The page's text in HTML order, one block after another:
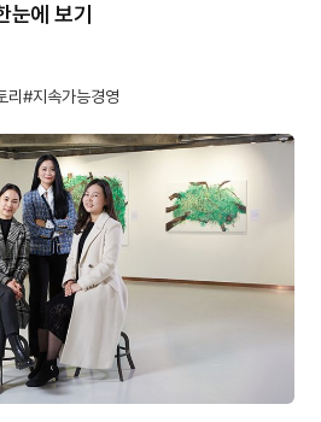
눈에 보기
리 지속가능경영